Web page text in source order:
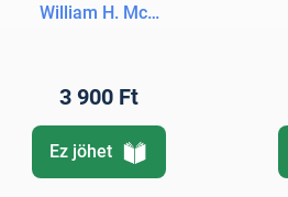
a világot is
William H. McRaven
3 900 Ft
Ez jöhet